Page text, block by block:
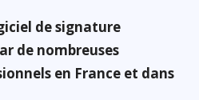
de signature
de nombreuses
en France et dans